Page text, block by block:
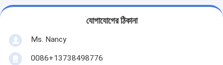
বাড়ি
পণ্য
যোগাযোগের ঠিকানা
Ms. Nancy
0086+13738498776